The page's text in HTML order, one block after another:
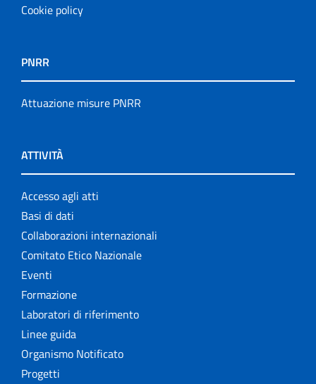
Cookie policy
PNRR
Attuazione misure PNRR
ATTIVITÀ
Accesso agli atti
Basi di dati
Collaborazioni internazionali
Comitato Etico Nazionale
Eventi
Formazione
Laboratori di riferimento
Linee guida
Organismo Notificato
Progetti